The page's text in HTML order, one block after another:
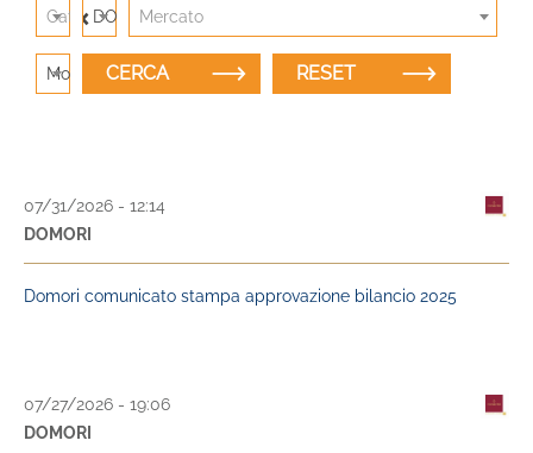
Category
× DOMORIMercato
Modalità di ricerca: Titolo
07/31/2026 - 12:14
DOMORI
Domori comunicato stampa approvazione bilancio 2025
07/27/2026 - 19:06
DOMORI